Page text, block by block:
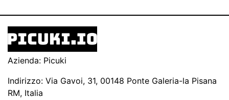
Azienda: Picuki
Indirizzo: Via Gavoi, 31, 00148 Ponte Galeria-la Pisana
RM, Italia